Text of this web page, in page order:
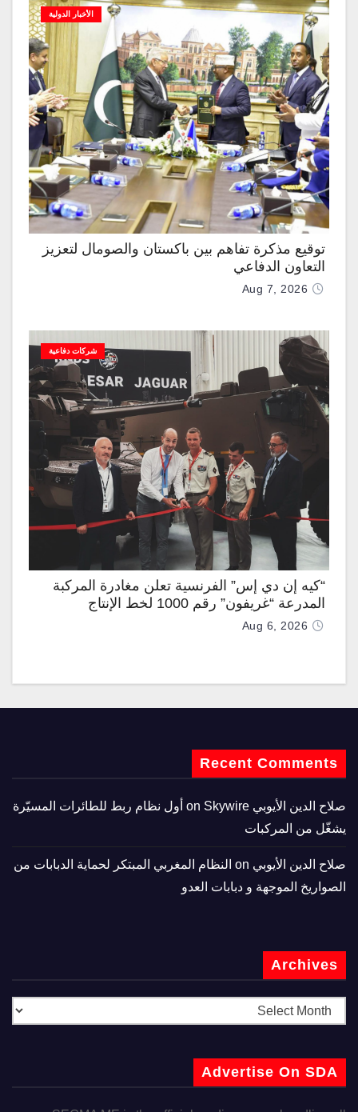
الأخبار الدولية
توقيع مذكرة تفاهم بين باكستان والصومال لتعزيز
التعاون الدفاعي
Aug 7, 2026
شركات دفاعية
“كيه إن دي إس” الفرنسية تعلن مغادرة المركبة
المدرعة “غريفون” رقم 1000 لخط الإنتاج
Aug 6, 2026
Recent Comments
صلاح الدين الأيوبي
Skywire أول نظام ربط للطائرات المسيّرة
يشغّل من المركبات
صلاح الدين الأيوبي
النظام المغربي المبتكر لحماية الدبابات من
الصواريخ الموجهة و دبابات العدو
Archives
Advertise On SDA